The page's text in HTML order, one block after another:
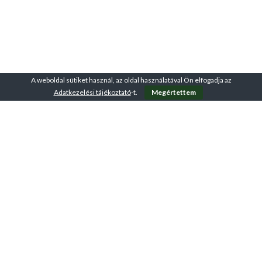
A weboldal sütiket használ, az oldal használatával Ön elfogadja az
Adatkezelési tájékoztató-t. Megértettem